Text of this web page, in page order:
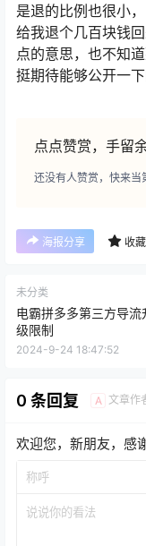
是退的比例也很小
给我退个几百块钱
点的意思，也不知
挺期待能够公开一下
点点赞赏，手留
还没有人赞赏，快来当
海报分享 收藏
未分类
电霸拼多多第三方导流
级限制
2024-9-24 18:47:52
0 条回复 A 文章作
欢迎您，新朋友，感